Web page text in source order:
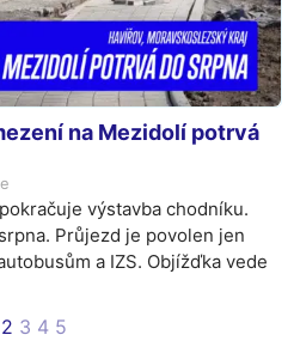
na Mezidolí potrvá
výstavba chodníku.
Průjezd je povolen jen
a IZS. Objížďka vede
2 3 4 5